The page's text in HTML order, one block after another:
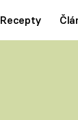
Recepty